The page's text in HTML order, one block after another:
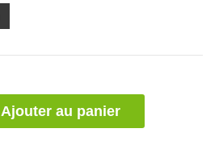
Ajouter au panier